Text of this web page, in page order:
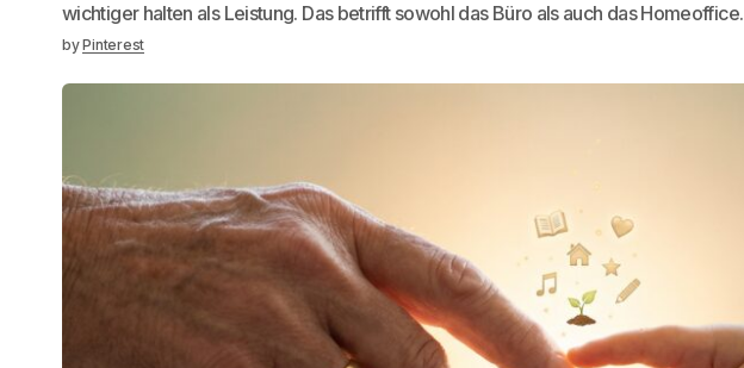
wichtiger halten als Leistung. Das betrifft sowohl das Büro als auch das Homeoffice.
byPinterest